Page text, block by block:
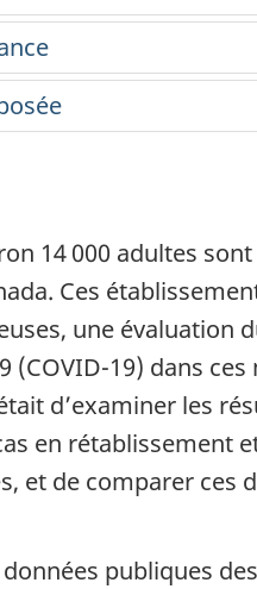
14 000 adultes
Ces
une évaluation
(COVID-19) dans
d’examiner les
en rétablissement
et de comparer ces
données publiques